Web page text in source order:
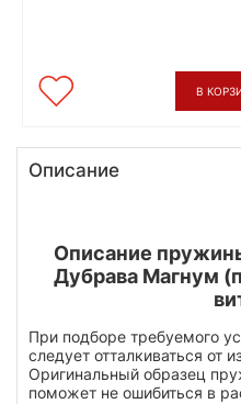
В
Описание
Описание
Дубрава Магнум
При подборе требуемого
следует отталкиваться от
Оригинальный образец
поможет не ошибиться в